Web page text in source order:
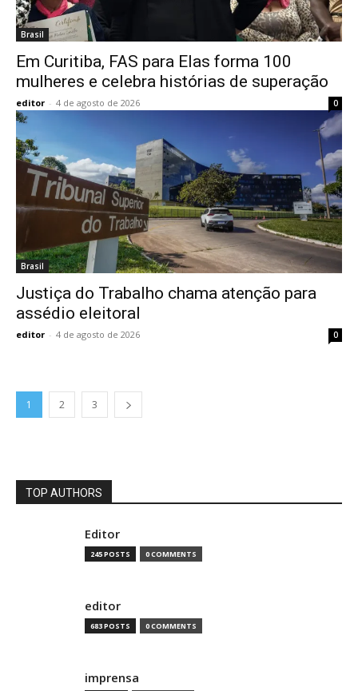
Brasil
Em Curitiba, FAS para Elas forma 100
mulheres e celebra histórias de superação
editor - 4 de agosto de 2026 0
Brasil
Justiça do Trabalho chama atenção para
assédio eleitoral
editor - 4 de agosto de 2026 0
1 2 3
TOP AUTHORS
Editor
245 POSTS 0 COMMENTS
editor
683 POSTS 0 COMMENTS
imprensa